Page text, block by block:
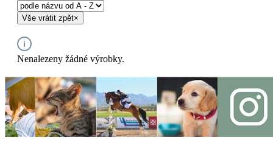
Vše vrátit zpět×
Nenalezeny žádné výrobky.